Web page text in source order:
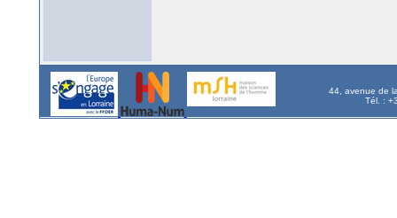
44, avenue de
Tél. :